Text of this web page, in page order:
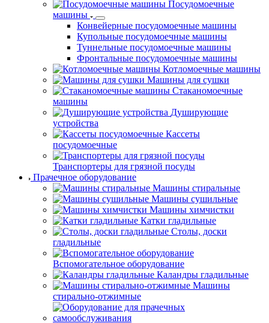
Посудомоечные
машины
Конвейерные посудомоечные машины
Купольные посудомоечные машины
Туннельные посудомоечные машины
Фронтальные посудомоечные машины
Котломоечные машины
Машины для сушки
Стаканомоечные
машины
Душирующие
устройства
Кассеты
посудомоечные
Транспортеры для грязной посуды
Прачечное оборудование
Машины стиральные
Машины сушильные
Машины химчистки
Катки гладильные
Столы, доски
гладильные
Вспомогательное оборудование
Каландры гладильные
Машины
стирально-отжимные